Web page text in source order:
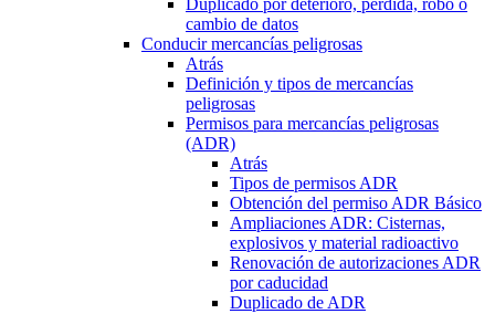
Duplicado por deterioro, pérdida, robo o
cambio de datos
Conducir mercancías peligrosas
Atrás
Definición y tipos de mercancías
peligrosas
Permisos para mercancías peligrosas
(ADR)
Atrás
Tipos de permisos ADR
Obtención del permiso ADR Básico
Ampliaciones ADR: Cisternas,
explosivos y material radioactivo
Renovación de autorizaciones ADR
por caducidad
Duplicado de ADR